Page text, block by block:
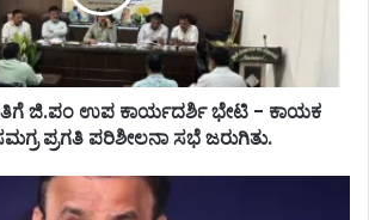
ಜಿ.ಪಂ ಉಪ ಕಾರ್ಯದರ್ಶಿ ಭೇಟಿ - ಕಾಯಕ
ಪ್ರಗತಿ ಪರಿಶೀಲನಾ ಸಭೆ ಜರುಗಿತು.